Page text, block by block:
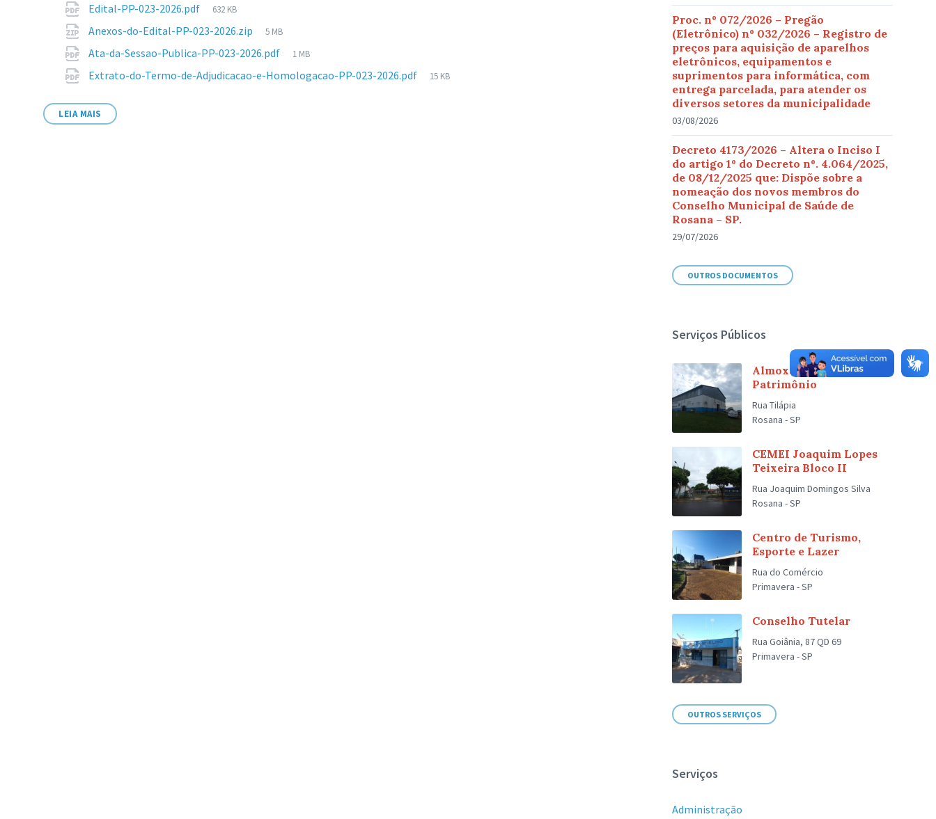
Edital-PP-023-2026.pdf
Tamanho
arquivo:
632 KB
Anexos-do-Edital-PP-023-2026.zip
Tamanho
arquivo:
5 MB
Ata-da-Sessao-Publica-PP-023-2026.pdf
Tamanho
arquivo:
1 MB
Extrato-do-Termo-de-Adjudicacao-e-Homologacao-PP-023-2026.pdf
Tamanho
15 KB
LEIA MAIS
Proc. nº 072/2026 – Pregão
(Eletrônico) nº 032/2026 – Registro de
preços para aquisição de aparelhos
eletrônicos, equipamentos e
suprimentos para informática, com
entrega parcelada, para atender os
diversos setores da municipalidade
03/08/2026
Decreto 4173/2026 – Altera o Inciso I
do artigo 1º do Decreto nº. 4.064/2025,
de 08/12/2025 que: Dispõe sobre a
nomeação dos novos membros do
Conselho Municipal de Saúde de
Rosana – SP.
29/07/2026
OUTROS DOCUMENTOS
Serviços Públicos
Almoxarifado Central e
Patrimônio
Rua Tilápia
Rosana - SP
CEMEI Joaquim Lopes
Teixeira Bloco II
Rua Joaquim Domingos Silva
Rosana - SP
Centro de Turismo,
Esporte e Lazer
Rua do Comércio
Primavera - SP
Conselho Tutelar
Rua Goiânia, 87 QD 69
Primavera - SP
OUTROS SERVIÇOS
Serviços
Administração